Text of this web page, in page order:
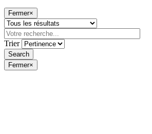
Fermer×
Trier
Fermer×